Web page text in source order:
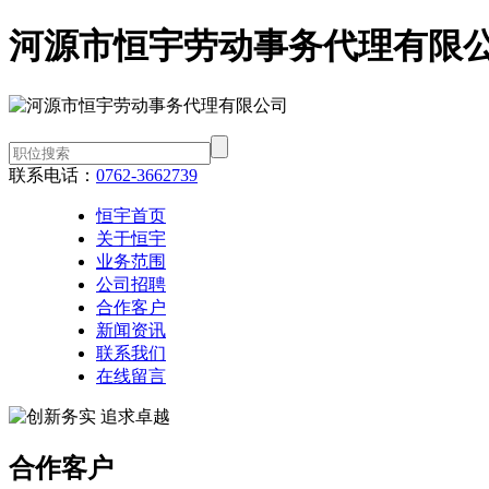
河源市恒宇劳动事务代理有限
联系电话： 0762-3662739
恒宇首页
关于恒宇
业务范围
公司招聘
合作客户
新闻资讯
联系我们
在线留言
合作客户